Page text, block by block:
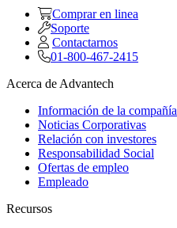
Comprar en linea
Soporte
Contactarnos
01-800-467-2415
Acerca de Advantech
Información de la compañía
Noticias Corporativas
Relación con investores
Responsabilidad Social
Ofertas de empleo
Empleado
Recursos